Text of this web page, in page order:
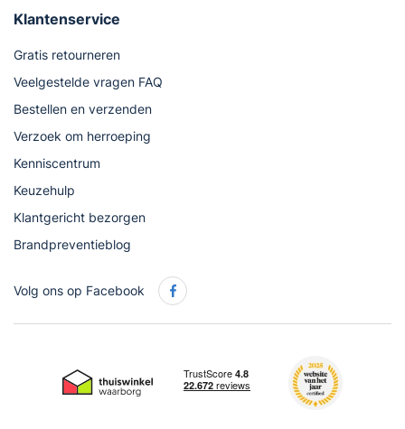
Klantenservice
Gratis retourneren
Veelgestelde vragen FAQ
Bestellen en verzenden
Verzoek om herroeping
Kenniscentrum
Keuzehulp
Klantgericht bezorgen
Brandpreventieblog
Volg ons op Facebook